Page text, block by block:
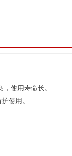
使用寿命长。
使用。